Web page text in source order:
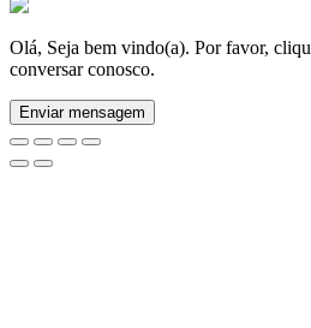
Olá, Seja bem vindo(a). Por favor,
conversar conosco.
Enviar mensagem